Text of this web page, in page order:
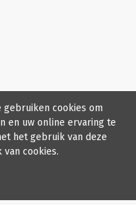
gebruiken cookies om
en uw online ervaring te
het gebruik van deze
cookies.